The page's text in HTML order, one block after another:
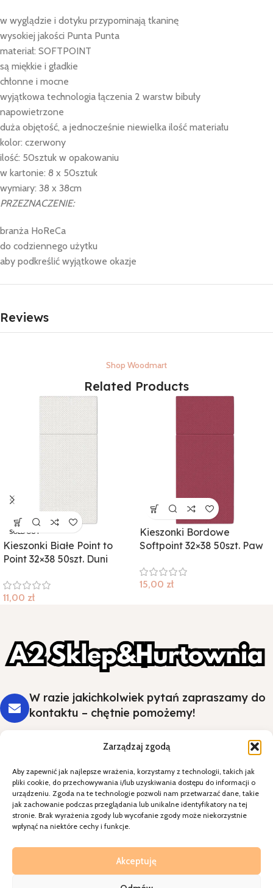
Zarządzaj zgodą
Aby zapewnić jak najlepsze wrażenia, korzystamy z technologii, takich jak
pliki cookie, do przechowywania i/lub uzyskiwania dostępu do informacji o
urządzeniu. Zgoda na te technologie pozwoli nam przetwarzać dane, takie
jak zachowanie podczas przeglądania lub unikalne identyfikatory na tej
stronie. Brak wyrażenia zgody lub wycofanie zgody może niekorzystnie
wpłynąć na niektóre cechy i funkcje.
Akceptuję
w wyglądzie i dotyku przypominają tkaninę
wysokiej jakości Punta Punta
materiał: SOFTPOINT
są miękkie i gładkie
chłonne i mocne
wyjątkowa technologia łączenia 2 warstw bibuły
napowietrzone
duża objętość, a jednocześnie niewielka ilość materiału
kolor: czerwony
ilość: 50sztuk w opakowaniu
w kartonie: 8 x 50sztuk
wymiary: 38 x 38cm
PRZEZNACZENIE:
branża HoReCa
do codziennego użytku
aby podkreślić wyjątkowe okazje
Reviews
Shop Woodmart
Related Products
SOLD OUT
Kieszonki Białe Point to
Point 32×38 50szt. Duni
11,00 zł
Kieszonki Bordowe
Softpoint 32×38 50szt. Paw
15,00 zł
W razie jakichkolwiek pytań zapraszamy do
kontaktu – chętnie pomożemy!
Styl i wygoda na Twoim stole - wybierz
jakość, która robi wrażenie.
Kategorie